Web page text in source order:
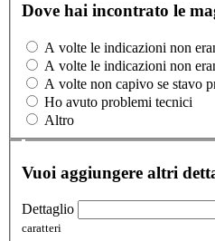
Dove hai incontrato le
A volte le indicazioni non
A volte le indicazioni non
A volte non capivo se stavo
Ho avuto problemi tecnici
Altro
Vuoi aggiungere altri
Dettaglio
caratteri